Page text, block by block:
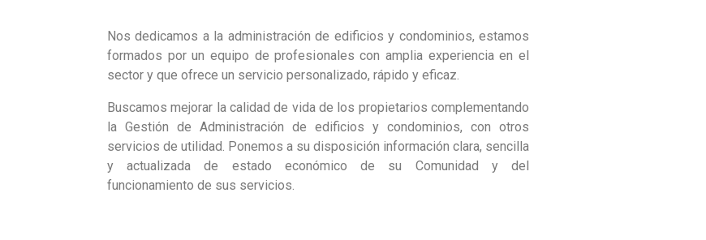
Nos dedicamos a la administración de edificios y condominios, estamos
formados por un equipo de profesionales con amplia experiencia en el
sector y que ofrece un servicio personalizado, rápido y eficaz.
Buscamos mejorar la calidad de vida de los propietarios complementando
la Gestión de Administración de edificios y condominios, con otros
servicios de utilidad. Ponemos a su disposición información clara, sencilla
y actualizada de estado económico de su Comunidad y del
funcionamiento de sus servicios.